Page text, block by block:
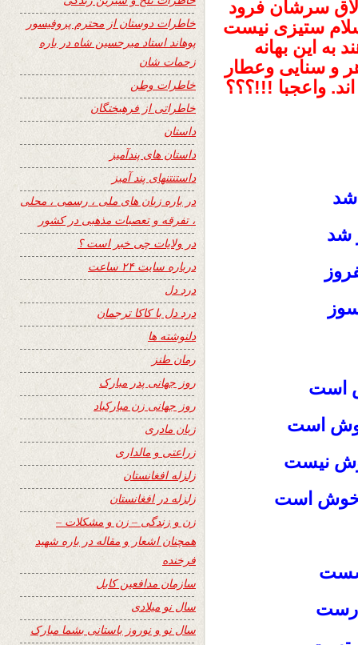
سرشان فرود
ستیزی نیست
به این بهانه
و سنایی وعطار
واعجبا !!!؟؟؟
شد
شد
است
است
نیست
خوش است
خاطرات دوستان از محترم پروفیسور
پوهاند استاد میرحسین شاه در باره
زحمات شان
خاطرات وطن
خاطراتی از فرهیختگان
داستان
داستان های پندآمیز
داستنتنهای پند آمیز
در باره زبان های ملی ، رسمی ، محلی
، تفرقه و تعصبات مذهبی در کشور
در ولایات چی خبر است ؟
درباره سایت ۲۴ ساعت
درد دل
درد دل با کاکا ترجمان
دلنوشته ها
رمان طنز
روز جهانی پدر مبارک
روز جهانی زن مبارکباد
زبان مادری
زراعتی و مالداری
زلزله افغانستان
زلزله در افغانستان
زن و زندگی – زن و مشکلات –
همچنان اشعار و مقاله در باره شهید
فرخنده
سازمان مدافعین کابل
سال نو میلادی
سال نو و نوروز باستانی بشما مبارک